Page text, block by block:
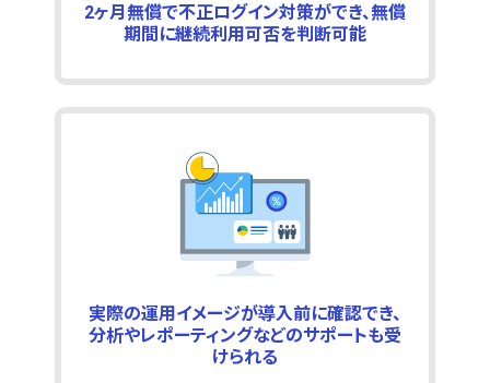
2ヶ月無償で不正ログイン対策ができ、無償
期間に継続利用可否を判断可能
実際の運用イメージが導入前に確認でき、
分析やレポーティングなどのサポートも受
けられる